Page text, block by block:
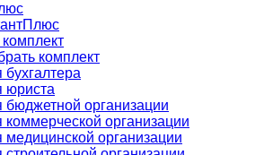
комплект
бухгалтера
юриста
бюджетной организации
коммерческой организации
медицинской организации